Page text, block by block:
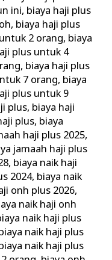
ini, biaya haji plus
, biaya haji plus
2 orang, biaya
plus untuk 4
, biaya haji plus
7 orang, biaya
plus untuk 9
plus, biaya haji
plus, biaya
haji plus 2025,
jamaah haji plus
, biaya naik haji
2024, biaya naik
onh plus 2026,
naik haji onh
naik haji plus
naik haji plus
naik haji plus